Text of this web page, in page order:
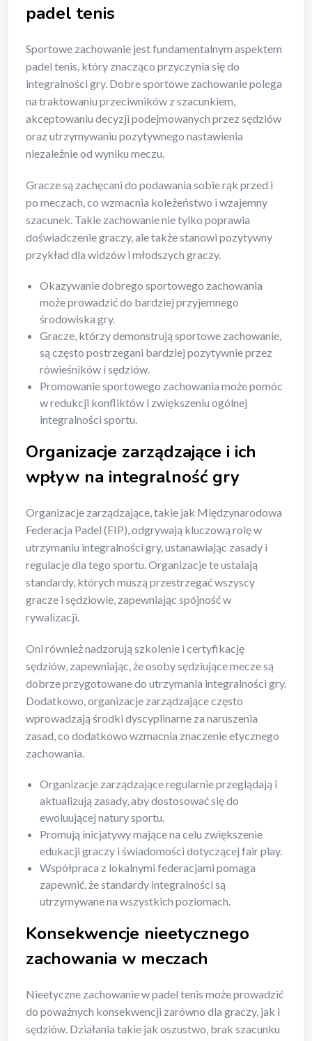
padel tenis
Sportowe zachowanie jest fundamentalnym aspektem
padel tenis, który znacząco przyczynia się do
integralności gry. Dobre sportowe zachowanie polega
na traktowaniu przeciwników z szacunkiem,
akceptowaniu decyzji podejmowanych przez sędziów
oraz utrzymywaniu pozytywnego nastawienia
niezależnie od wyniku meczu.
Gracze są zachęcani do podawania sobie rąk przed i
po meczach, co wzmacnia koleżeństwo i wzajemny
szacunek. Takie zachowanie nie tylko poprawia
doświadczenie graczy, ale także stanowi pozytywny
przykład dla widzów i młodszych graczy.
Okazywanie dobrego sportowego zachowania
może prowadzić do bardziej przyjemnego
środowiska gry.
Gracze, którzy demonstrują sportowe zachowanie,
są często postrzegani bardziej pozytywnie przez
rówieśników i sędziów.
Promowanie sportowego zachowania może pomóc
w redukcji konfliktów i zwiększeniu ogólnej
integralności sportu.
Organizacje zarządzające i ich
wpływ na integralność gry
Organizacje zarządzające, takie jak Międzynarodowa
Federacja Padel (FIP), odgrywają kluczową rolę w
utrzymaniu integralności gry, ustanawiając zasady i
regulacje dla tego sportu. Organizacje te ustalają
standardy, których muszą przestrzegać wszyscy
gracze i sędziowie, zapewniając spójność w
rywalizacji.
Oni również nadzorują szkolenie i certyfikację
sędziów, zapewniając, że osoby sędziujące mecze są
dobrze przygotowane do utrzymania integralności gry.
Dodatkowo, organizacje zarządzające często
wprowadzają środki dyscyplinarne za naruszenia
zasad, co dodatkowo wzmacnia znaczenie etycznego
zachowania.
Organizacje zarządzające regularnie przeglądają i
aktualizują zasady, aby dostosować się do
ewoluującej natury sportu.
Promują inicjatywy mające na celu zwiększenie
edukacji graczy i świadomości dotyczącej fair play.
Współpraca z lokalnymi federacjami pomaga
zapewnić, że standardy integralności są
utrzymywane na wszystkich poziomach.
Konsekwencje nieetycznego
zachowania w meczach
Nieetyczne zachowanie w padel tenis może prowadzić
do poważnych konsekwencji zarówno dla graczy, jak i
sędziów. Działania takie jak oszustwo, brak szacunku